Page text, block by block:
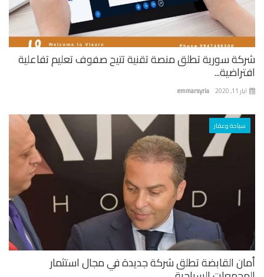
سورية تطلق منصة تقنية تتيح صفوف تعليم تفاعلية
emmarsyria
سياحة وعقار
القابضة تطلق شركة جديدة في مجال استثمار